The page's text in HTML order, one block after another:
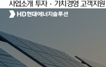
사업소개 투자·가치경영 고객지원